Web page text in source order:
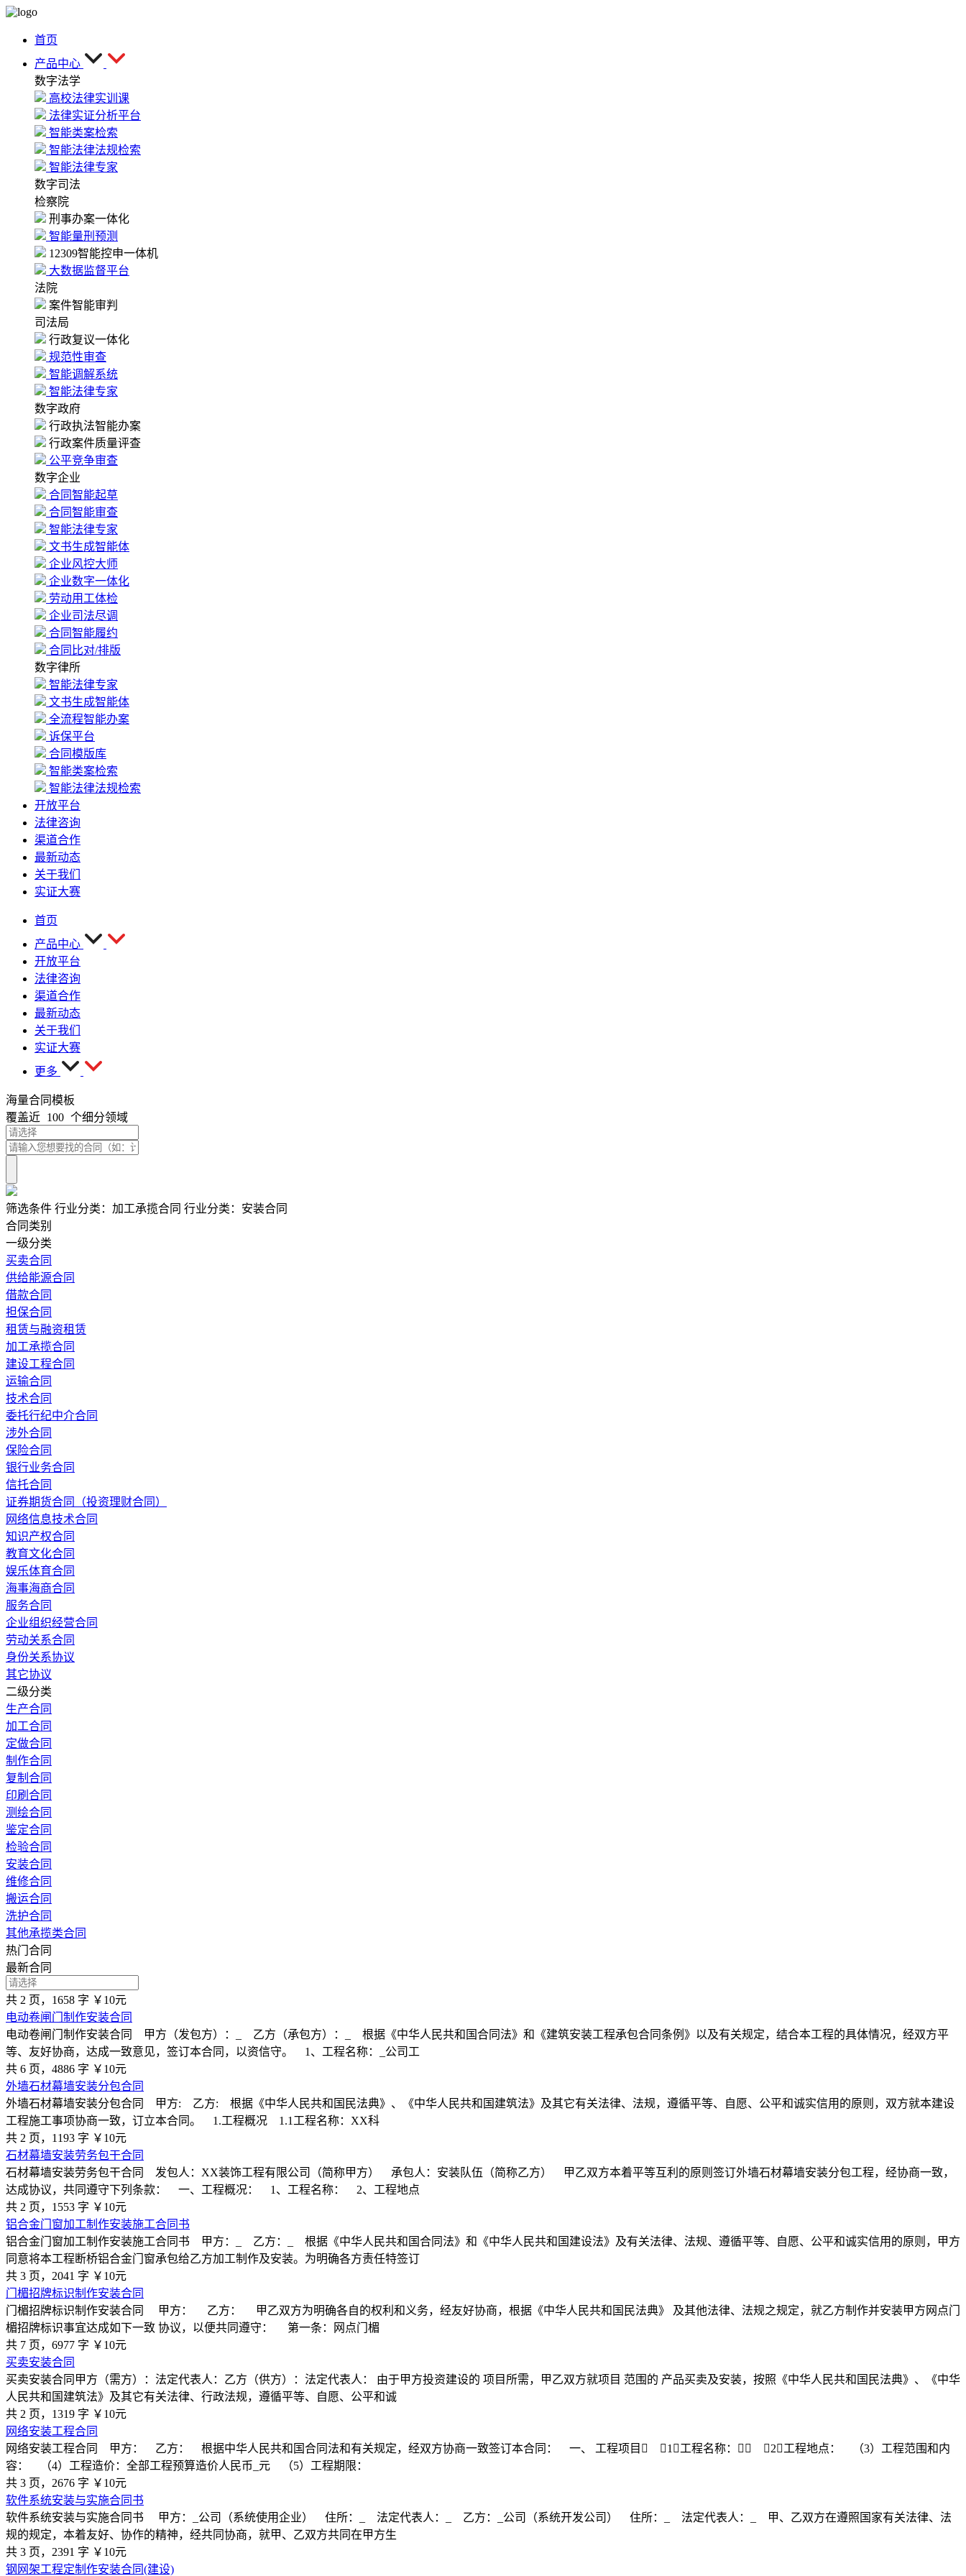
首页
产品中心
数字法学
高校法律实训课
法律实证分析平台
智能类案检索
智能法律法规检索
智能法律专家
数字司法
检察院
刑事办案一体化
智能量刑预测
12309智能控申一体机
大数据监督平台
法院
案件智能审判
司法局
行政复议一体化
规范性审查
智能调解系统
智能法律专家
数字政府
行政执法智能办案
行政案件质量评查
公平竞争审查
数字企业
合同智能起草
合同智能审查
智能法律专家
文书生成智能体
企业风控大师
企业数字一体化
劳动用工体检
企业司法尽调
合同智能履约
合同比对/排版
数字律所
智能法律专家
文书生成智能体
全流程智能办案
诉保平台
合同模版库
智能类案检索
智能法律法规检索
开放平台
法律咨询
渠道合作
最新动态
关于我们
实证大赛
首页
产品中心
开放平台
法律咨询
渠道合作
最新动态
关于我们
实证大赛
更多
海量合同模板
覆盖近 100 个细分领域
筛选条件 行业分类： 加工承揽合同 行业分类： 安装合同
合同类别
一级分类
买卖合同
供给能源合同
借款合同
担保合同
租赁与融资租赁
加工承揽合同
建设工程合同
运输合同
技术合同
委托行纪中介合同
涉外合同
保险合同
银行业务合同
信托合同
证券期货合同（投资理财合同）
网络信息技术合同
知识产权合同
教育文化合同
娱乐体育合同
海事海商合同
服务合同
企业组织经营合同
劳动关系合同
身份关系协议
其它协议
二级分类
生产合同
加工合同
定做合同
制作合同
复制合同
印刷合同
测绘合同
鉴定合同
检验合同
安装合同
维修合同
搬运合同
洗护合同
其他承揽类合同
热门合同
最新合同
共 2 页，1658 字 ￥10元
电动卷闸门制作安装合同
电动卷闸门制作安装合同 甲方（发包方）：_ 乙方（承包方）：_ 根据《中华人民共和国合同法》和《建筑安装工程承包合同条例》以及有关规定，结合本工程的具体情况，经双方平
等、友好协商，达成一致意见，签订本合同，以资信守。 1、工程名称：_公司工
共 6 页，4886 字 ￥10元
外墙石材幕墙安装分包合同
外墙石材幕墙安装分包合同 甲方: 乙方: 根据《中华人民共和国民法典》、《中华人民共和国建筑法》及其它有关法律、法规，遵循平等、自愿、公平和诚实信用的原则，双方就本建设
工程施工事项协商一致，订立本合同。 1.工程概况 1.1工程名称：XX科
共 2 页，1193 字 ￥10元
石材幕墙安装劳务包干合同
石材幕墙安装劳务包干合同 发包人：XX装饰工程有限公司（简称甲方） 承包人：安装队伍（简称乙方） 甲乙双方本着平等互利的原则签订外墙石材幕墙安装分包工程，经协商一致，
达成协议，共同遵守下列条款： 一、工程概况： 1、工程名称： 2、工程地点
共 2 页，1553 字 ￥10元
铝合金门窗加工制作安装施工合同书
铝合金门窗加工制作安装施工合同书 甲方：_ 乙方：_ 根据《中华人民共和国合同法》和《中华人民共和国建设法》及有关法律、法规、遵循平等、自愿、公平和诚实信用的原则，甲方
同意将本工程断桥铝合金门窗承包给乙方加工制作及安装。为明确各方责任特签订
共 3 页，2041 字 ￥10元
门楣招牌标识制作安装合同
门楣招牌标识制作安装合同 甲方： 乙方： 甲乙双方为明确各自的权利和义务，经友好协商，根据《中华人民共和国民法典》 及其他法律、法规之规定，就乙方制作并安装甲方网点门
楣招牌标识事宜达成如下一致 协议，以便共同遵守： 第一条：网点门楣
共 7 页，6977 字 ￥10元
买卖安装合同
买卖安装合同甲方（需方）：法定代表人：乙方（供方）：法定代表人： 由于甲方投资建设的 项目所需，甲乙双方就项目 范围的 产品买卖及安装，按照《中华人民共和国民法典》、《中华
人民共和国建筑法》及其它有关法律、行政法规，遵循平等、自愿、公平和诚
共 2 页，1319 字 ￥10元
网络安装工程合同
网络安装工程合同 甲方： 乙方： 根据中华人民共和国合同法和有关规定，经双方协商一致签订本合同： 一、 工程项目￿ （1）工程名称：￿￿ （2）工程地点： （3）工程范围和内
容： （4）工程造价：全部工程预算造价人民币_元 （5）工程期限：
共 3 页，2676 字 ￥10元
软件系统安装与实施合同书
软件系统安装与实施合同书 甲方：_公司（系统使用企业） 住所：_ 法定代表人：_ 乙方：_公司（系统开发公司） 住所：_ 法定代表人：_ 甲、乙双方在遵照国家有关法律、法
规的规定，本着友好、协作的精神，经共同协商，就甲、乙双方共同在甲方生
共 3 页，2391 字 ￥10元
钢网架工程定制作安装合同(建设)